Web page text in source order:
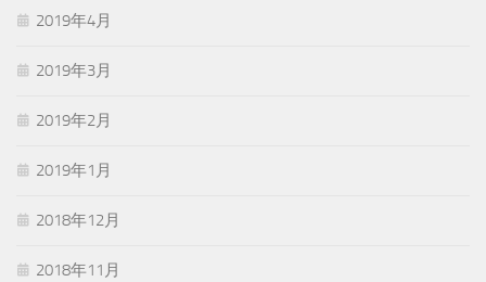
2019年4月
2019年3月
2019年2月
2019年1月
2018年12月
2018年11月